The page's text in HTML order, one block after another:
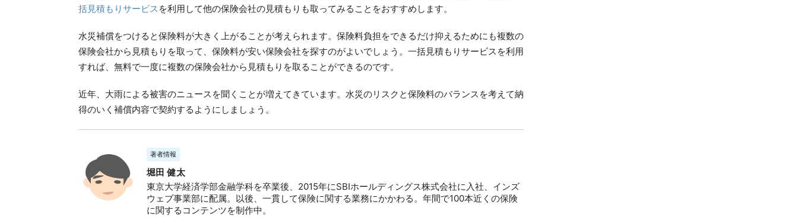
括見積もりサービス を利用して他の保険会社の見積もりも取ってみることをおすすめします。
水災補償をつけると保険料が大きく上がることが考えられます。保険料負担をできるだけ抑えるためにも複数の
保険会社から見積もりを取って、保険料が安い保険会社を探すのがよいでしょう。一括見積もりサービスを利用
すれば、無料で一度に複数の保険会社から見積もりを取ることができるのです。
近年、大雨による被害のニュースを聞くことが増えてきています。水災のリスクと保険料のバランスを考えて納
得のいく補償内容で契約するようにしましょう。
著者情報
堀田 健太
東京大学経済学部金融学科を卒業後、2015年にSBIホールディングス株式会社に入社、インズ
ウェブ事業部に配属。以後、一貫して保険に関する業務にかかわる。年間で100本近くの保険
に関するコンテンツを制作中。